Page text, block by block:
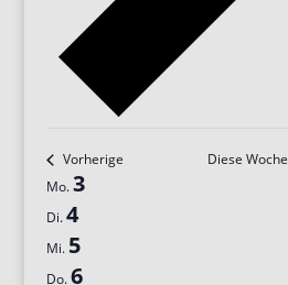
Vorherige Diese Woche
Woche
von
Veranstaltungen
Mo.3
Di.4
Mi. 5
Do.6